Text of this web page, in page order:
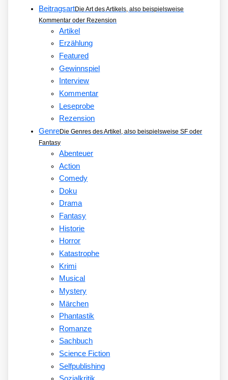
BeitragsartDie Art des Artikels, also beispielsweise
Kommentar oder Rezension
Artikel
Erzählung
Featured
Gewinnspiel
Interview
Kommentar
Leseprobe
Rezension
GenreDie Genres des Artikel, also beispielsweise SF oder
Fantasy
Abenteuer
Action
Comedy
Doku
Drama
Fantasy
Historie
Horror
Katastrophe
Krimi
Musical
Mystery
Märchen
Phantastik
Romanze
Sachbuch
Science Fiction
Selfpublishing